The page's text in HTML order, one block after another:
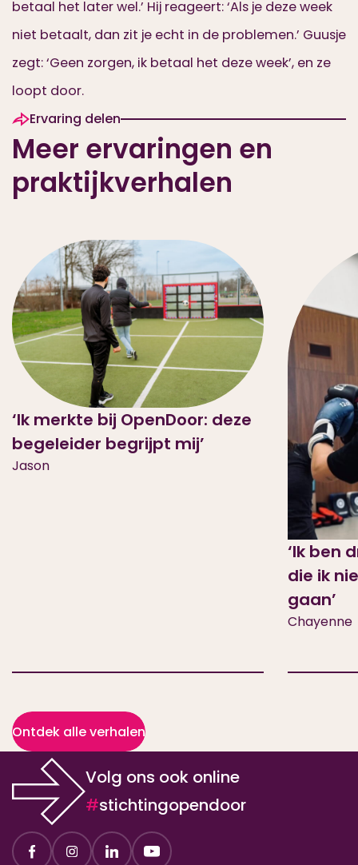
betaal het later wel.’ Hij reageert: ‘Als je deze week
niet betaalt, dan zit je echt in de problemen.’ Guusje
zegt: ‘Geen zorgen, ik betaal het deze week’, en ze
loopt door.
Ervaring delen
Meer ervaringen en
praktijkverhalen
‘Ik merkte bij OpenDoor: deze
begeleider begrijpt mij’
Jason
‘Ik ben
die ik
gaan’
Chayenne
Ontdek alle verhalen
Volg ons ook online
#stichtingopendoor